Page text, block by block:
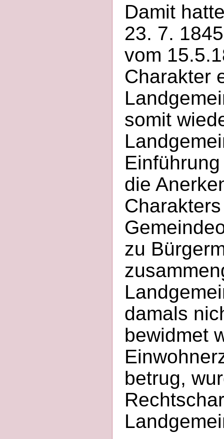
Damit
23. 7.
vom
Charakter
somit
die
zu
damals
bewidmet
betrug,